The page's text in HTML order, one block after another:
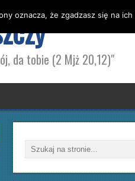
da tobie (2 Mjż 20,12)"
oznacza, że zgadzasz się na ich